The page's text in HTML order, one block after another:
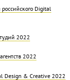
российского Digital
2022
2022
Design & Creative 2022